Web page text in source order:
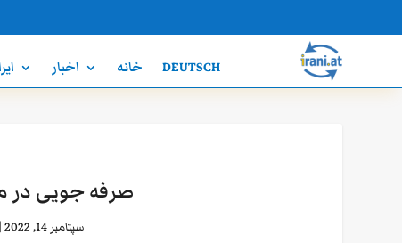
DEUTSCH خانه اخبار
صرفه جویی در
سپتامبر 14, 2022 |